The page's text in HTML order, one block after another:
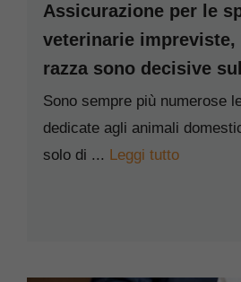
Assicurazione per le
veterinarie impreviste,
razza sono decisive
Sono sempre più numerose
dedicate agli animali
solo di ... Leggi tutto